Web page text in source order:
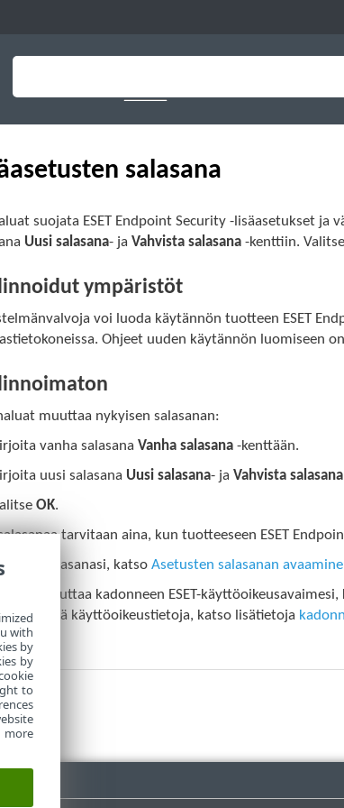
salasana
suojata ESET Endpoint Security -lisäasetukset
Uusi salasana- jaVahvista salasana -kenttiin.
ympäristöt
voi luoda käytännön tuotteen ESET
Ohjeet uuden käytännön luomiseen
muuttaa nykyisen salasanan:
vanha salasanaVanha salasana -kenttään.
uusi salasana Uusi salasana- jaVahvista salasana
OK.
tarvitaan aina, kun tuotteeseen ESET
salasanasi, katsoAsetusten salasanan
palauttaa kadonneen ESET-
liittyviä käyttöoikeustietoja, katso lisätietoja
with
by
by
to